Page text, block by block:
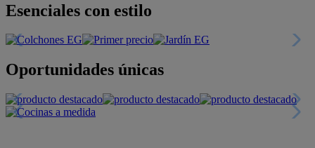
Esenciales con estilo
Oportunidades únicas